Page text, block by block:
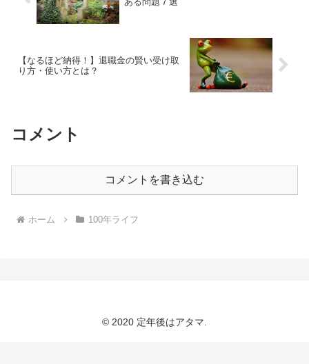
【なるほど納得！】退職金の賢い受け取
り方・使い方とは？
コメント
コメントを書き込む
ホーム 100年ライフ
© 2020 定年後はアタマ.